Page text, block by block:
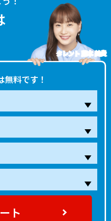
料です！
タレント 藤本 美貴
ト